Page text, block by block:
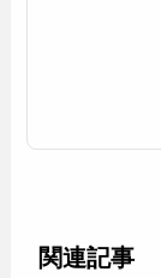
関連記事